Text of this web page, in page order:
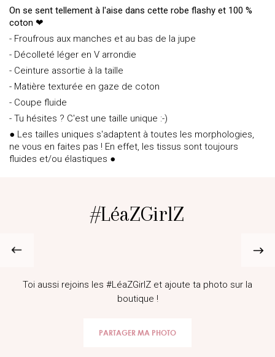
On se sent tellement à l'aise dans cette robe flashy et 100 %
coton ❤
- Froufrous aux manches et au bas de la jupe
- Décolleté léger en V arrondie
- Ceinture assortie à la taille
- Matière texturée en gaze de coton
- Coupe fluide
- Tu hésites ? C'est une taille unique :-)
● Les tailles uniques s'adaptent à toutes les morphologies,
ne vous en faites pas ! En effet, les tissus sont toujours
fluides et/ou élastiques ●
#LéaZGirlZ
Toi aussi rejoins les #LéaZGirlZ et ajoute ta photo sur la
boutique !
PARTAGER MA PHOTO